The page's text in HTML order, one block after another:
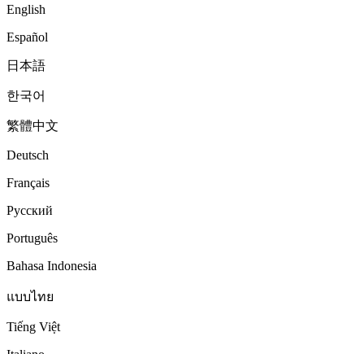
English
Español
日本語
한국어
繁體中文
Deutsch
Français
Русский
Português
Bahasa Indonesia
แบบไทย
Tiếng Việt